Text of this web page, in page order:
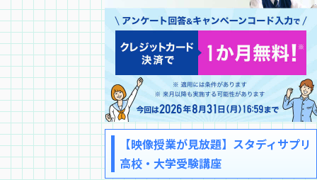
【映像授業が見放題】スタディサプリ
高校・大学受験講座